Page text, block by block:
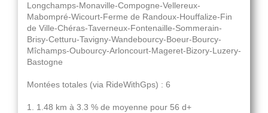
Longchamps-Monaville-Compogne-Vellereux-
Mabompré-Wicourt-Ferme de Randoux-Houffalize-Fin
de Ville-Chéras-Taverneux-Fontenaille-Sommerain-
Brisy-Cetturu-Tavigny-Wandebourcy-Boeur-Bourcy-
Mîchamps-Oubourcy-Arloncourt-Mageret-Bizory-Luzery-
Bastogne
Montées totales (via RideWithGps) : 6
1. 1.48 km à 3.3 % de moyenne pour 56 d+